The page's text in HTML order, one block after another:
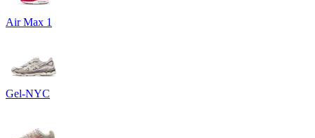
Air Max 1
Gel-NYC